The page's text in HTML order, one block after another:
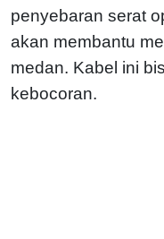
penyebaran serat
akan membantu
medan. Kabel ini
kebocoran.